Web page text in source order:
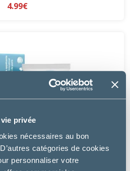
privée
nécessaires au bon
catégories de cookies
personnaliser votre
4.99€